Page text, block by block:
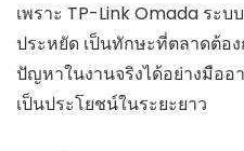
เพราะ TP-Link Omada ระ
ประหยัด เป็นทักษะที่ตลาดต้อ
ปัญหาในงานจริงได้อย่างมืออ
เป็นประโยชน์ในระยะยาว